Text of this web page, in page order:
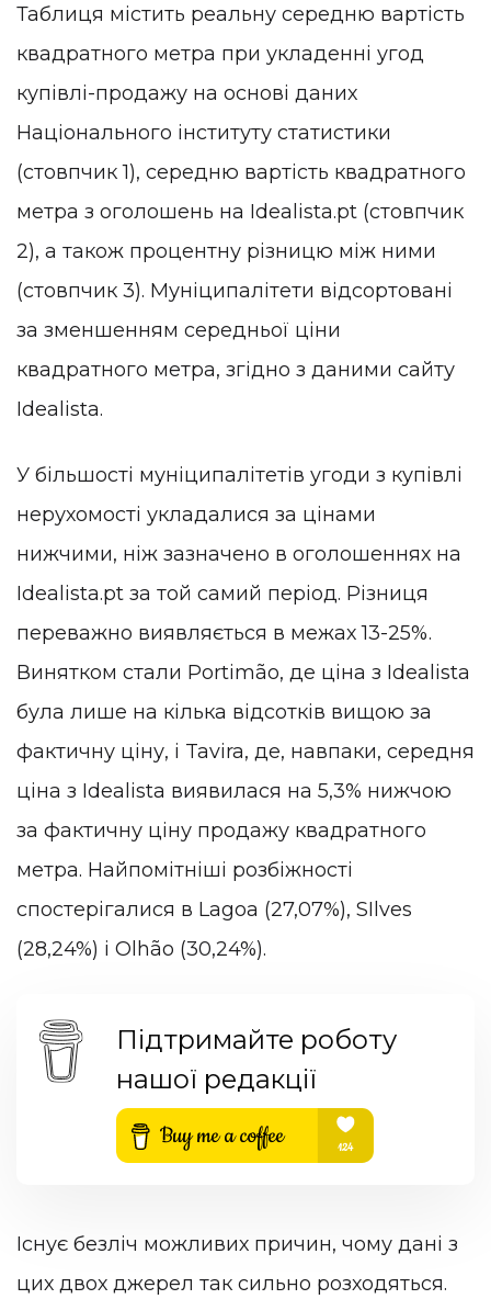
Таблиця містить реальну середню вартість
квадратного метра при укладенні угод
купівлі-продажу на основі даних
Національного інституту статистики
(стовпчик 1), середню вартість квадратного
метра з оголошень на Idealista.pt (стовпчик
2), а також процентну різницю між ними
(стовпчик 3). Муніципалітети відсортовані
за зменшенням середньої ціни
квадратного метра, згідно з даними сайту
Idealista.
У більшості муніципалітетів угоди з купівлі
нерухомості укладалися за цінами
нижчими, ніж зазначено в оголошеннях на
Idealista.pt за той самий період. Різниця
переважно виявляється в межах 13-25%.
Винятком стали Portimão, де ціна з Idealista
була лише на кілька відсотків вищою за
фактичну ціну, і Tavira, де, навпаки, середня
ціна з Idealista виявилася на 5,3% нижчою
за фактичну ціну продажу квадратного
метра. Найпомітніші розбіжності
спостерігалися в Lagoa (27,07%), SIlves
(28,24%) і Olhão (30,24%).
Підтримайте роботу
нашої редакції
Існує безліч можливих причин, чому дані з
цих двох джерел так сильно розходяться.